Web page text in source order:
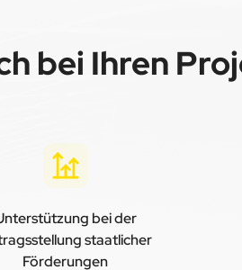
bei Ihren
bei der
staatlicher
Förderungen